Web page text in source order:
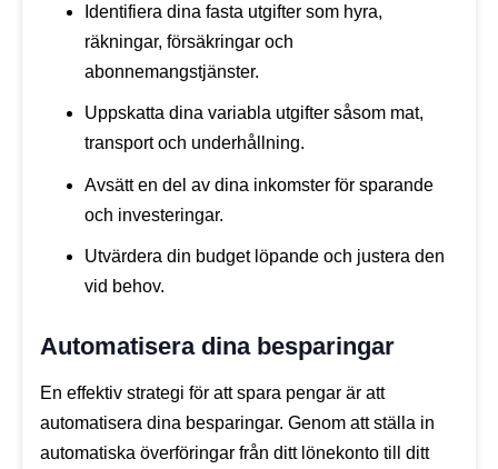
Identifiera dina fasta utgifter som hyra,
räkningar, försäkringar och
abonnemangstjänster.
Uppskatta dina variabla utgifter såsom mat,
transport och underhållning.
Avsätt en del av dina inkomster för sparande
och investeringar.
Utvärdera din budget löpande och justera den
vid behov.
Automatisera dina besparingar
En effektiv strategi för att spara pengar är att
automatisera dina besparingar. Genom att ställa in
automatiska överföringar från ditt lönekonto till ditt